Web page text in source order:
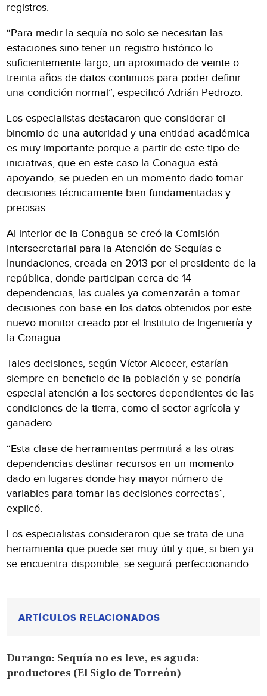
registros.
“Para medir la sequía no solo se necesitan las
estaciones sino tener un registro histórico lo
suficientemente largo, un aproximado de veinte o
treinta años de datos continuos para poder definir
una condición normal”, especificó Adrián Pedrozo.
Los especialistas destacaron que considerar el
binomio de una autoridad y una entidad académica
es muy importante porque a partir de este tipo de
iniciativas, que en este caso la Conagua está
apoyando, se pueden en un momento dado tomar
decisiones técnicamente bien fundamentadas y
precisas.
Al interior de la Conagua se creó la Comisión
Intersecretarial para la Atención de Sequías e
Inundaciones, creada en 2013 por el presidente de la
república, donde participan cerca de 14
dependencias, las cuales ya comenzarán a tomar
decisiones con base en los datos obtenidos por este
nuevo monitor creado por el Instituto de Ingeniería y
la Conagua.
Tales decisiones, según Víctor Alcocer, estarían
siempre en beneficio de la población y se pondría
especial atención a los sectores dependientes de las
condiciones de la tierra, como el sector agrícola y
ganadero.
“Esta clase de herramientas permitirá a las otras
dependencias destinar recursos en un momento
dado en lugares donde hay mayor número de
variables para tomar las decisiones correctas”,
explicó.
Los especialistas consideraron que se trata de una
herramienta que puede ser muy útil y que, si bien ya
se encuentra disponible, se seguirá perfeccionando.
ARTÍCULOS RELACIONADOS
Durango: Sequía no es leve, es aguda:
productores (El Siglo de Torreón)